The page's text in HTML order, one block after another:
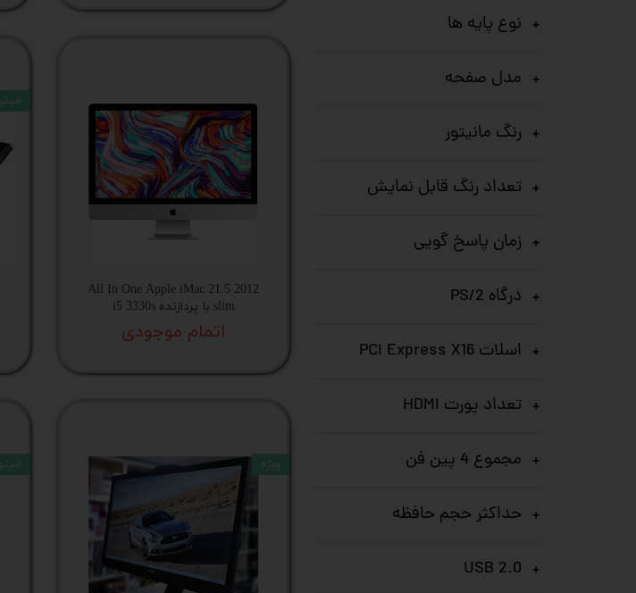
نوع پایه ها
مدل صفحه
رنگ مانیتور
تعداد رنگ قابل نمایش
زمان پاسخ گویی
درگاه PS/2
اسلات PCI Express X16
تعداد پورت HDMI
مجموع 4 پین فن
حداکثر حجم حافظه
USB 2.0
All In One Apple iMac 21.5 2012
slim با پردازنده i5 3330s
اتمام موجودی
ویژه